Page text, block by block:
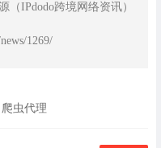
IPdodo跨境网络资讯）
1269/
爬虫代理